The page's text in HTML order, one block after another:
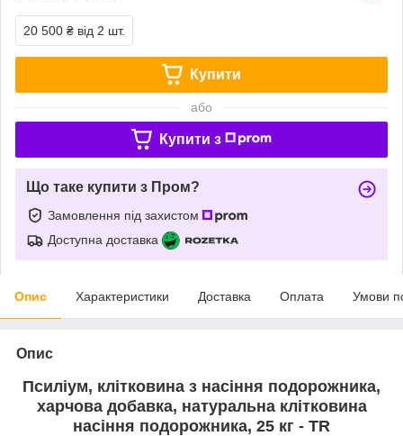
20 500 ₴ від 2 шт.
Купити
або
Купити з
Що таке купити з Пром?
Замовлення під захистом
Доступна доставка
Опис Характеристики Доставка Оплата Умови
Опис
Псиліум, клітковина з насіння подорожника,
харчова добавка, натуральна клітковина
насіння подорожника, 25 кг - TR